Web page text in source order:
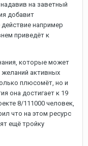
на заветный
добавит
например
приведёт к
которые может
активных
плюсомёт, но и
она достигает к 19
8/111000 человек,
что на этом ресурс
ещё тройку